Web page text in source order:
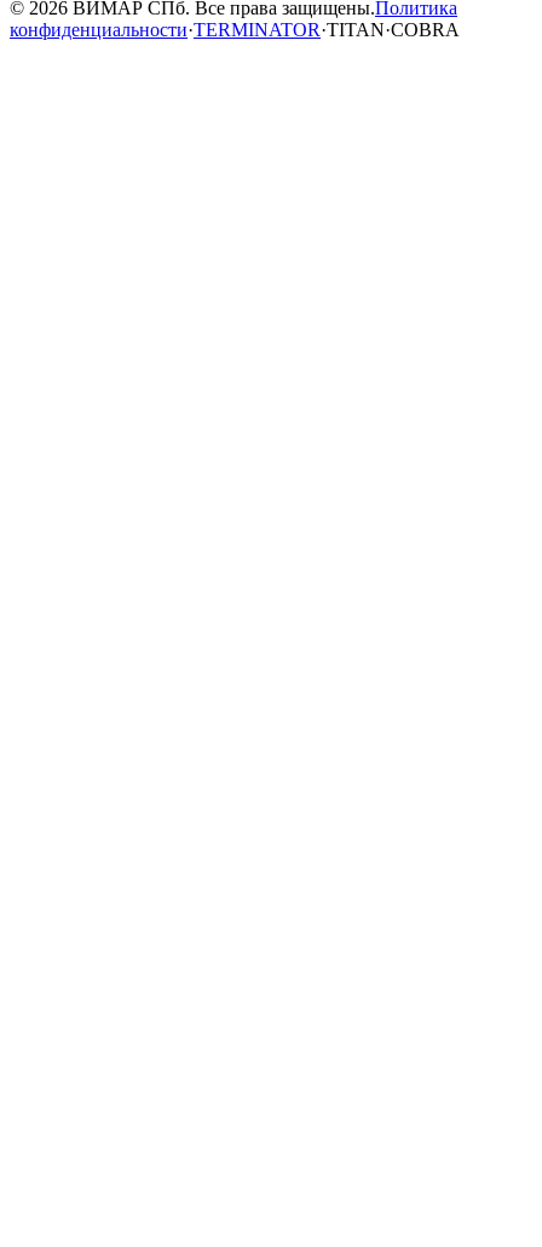
© 2026 ВИМАР СПб. Все права защищены.Политика
конфиденциальности·TERMINATOR·TITAN·COBRA